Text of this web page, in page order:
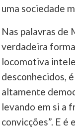
uma sociedade
Nas palavras de
verdadeira
locomotiva
desconhecidos,
altamente
levando em si a
convicções”. E